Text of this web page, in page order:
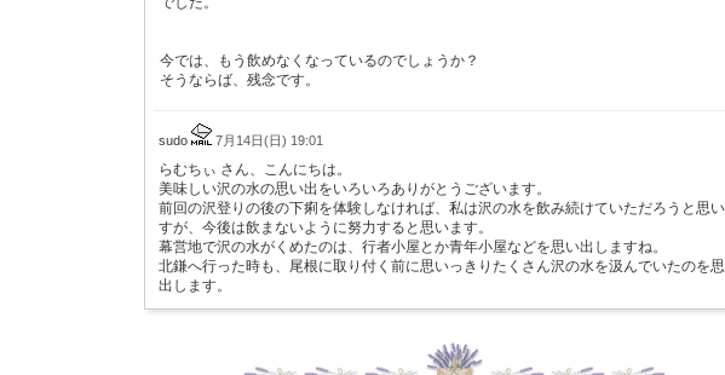
今では、もう飲めなくなっているのでしょうか？
そうならば、残念です。
sudo 7月14日(日) 19:01
らむちぃ さん、こんにちは。
美味しい沢の水の思い出をいろいろありがとうございます。
前回の沢登りの後の下痢を体験しなければ、私は沢の水を飲み続けていただろうと思
すが、今後は飲まないように努力すると思います。
幕営地で沢の水がくめたのは、行者小屋とか青年小屋などを思い出しますね。
北鎌へ行った時も、尾根に取り付く前に思いっきりたくさん沢の水を汲んでいたのを
出します。